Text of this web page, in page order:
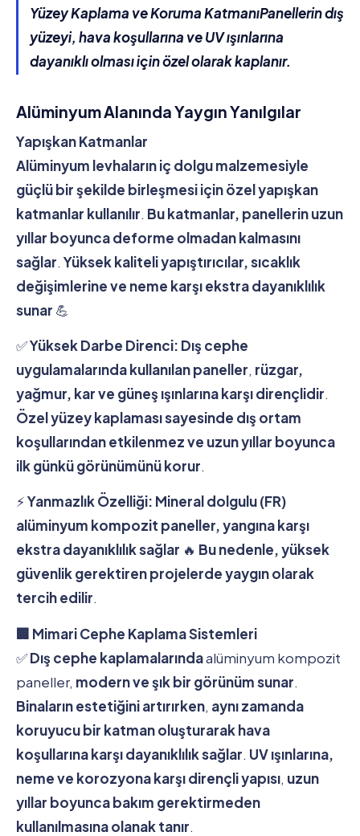
Yüzey Kaplama ve Koruma KatmanıPanellerin dış
yüzeyi, hava koşullarına ve UV ışınlarına
dayanıklı olması için özel olarak kaplanır.
Alüminyum Alanında Yaygın Yanılgılar
Yapışkan Katmanlar
Alüminyum levhaların iç dolgu malzemesiyle
güçlü bir şekilde birleşmesi için özel yapışkan
katmanlar kullanılır. Bu katmanlar, panellerin uzun
yıllar boyunca deforme olmadan kalmasını
sağlar. Yüksek kaliteli yapıştırıcılar, sıcaklık
değişimlerine ve neme karşı ekstra dayanıklılık
sunar 💪
✅Yüksek Darbe Direnci: Dış cephe
uygulamalarında kullanılan paneller, rüzgar,
yağmur, kar ve güneş ışınlarına karşı dirençlidir.
Özel yüzey kaplaması sayesinde dış ortam
koşullarından etkilenmez ve uzun yıllar boyunca
ilk günkü görünümünü korur.
⚡Yanmazlık Özelliği: Mineral dolgulu (FR)
alüminyum kompozit paneller, yangına karşı
ekstra dayanıklılık sağlar 🔥 Bu nedenle, yüksek
güvenlik gerektiren projelerde yaygın olarak
tercih edilir.
🏢 Mimari Cephe Kaplama Sistemleri
✅Dış cephe kaplamalarındaalüminyum kompozit
paneller, modern ve şık bir görünüm sunar.
Binaların estetiğini artırırken, aynı zamanda
koruyucu bir katman oluşturarak hava
koşullarına karşı dayanıklılık sağlar. UV ışınlarına,
neme ve korozyona karşı dirençli yapısı, uzun
yıllar boyunca bakım gerektirmeden
kullanılmasına olanak tanır.